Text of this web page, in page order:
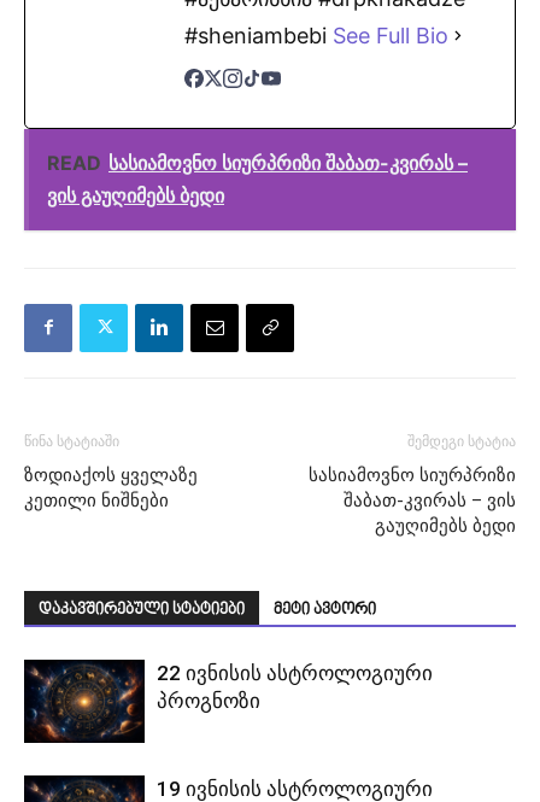
#sheniambebi See Full Bio
READ სასიამოვნო სიურპრიზი შაბათ-კვირას –
ვის გაუღიმებს ბედი
წინა სტატიაში
ზოდიაქოს ყველაზე
კეთილი ნიშნები
შემდეგი სტატია
სასიამოვნო სიურპრიზი
შაბათ-კვირას – ვის
გაუღიმებს ბედი
დაკავშირებული სტატიები მეტი ავტორი
22 ივნისის ასტროლოგიური
პროგნოზი
19 ივნისის ასტროლოგიური